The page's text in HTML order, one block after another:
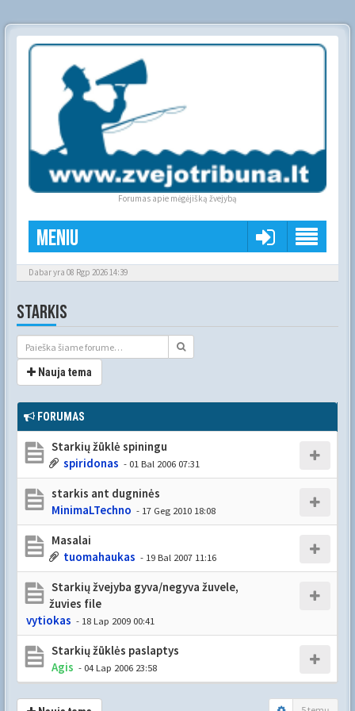
Forumas apie mėgėjišką žvejybą
Meniu
Dabar yra 08 Rgp 2026 14:39
STARKIS
Nauja tema
FORUMAS
Starkių žūklė spiningu
spiridonas - 01 Bal 2006 07:31
starkis ant dugninės
MinimaLTechno - 17 Geg 2010 18:08
Masalai
tuomahaukas - 19 Bal 2007 11:16
Starkių žvejyba gyva/negyva žuvele,
žuvies file
vytiokas - 18 Lap 2009 00:41
Starkių žūklės paslaptys
Agis - 04 Lap 2006 23:58